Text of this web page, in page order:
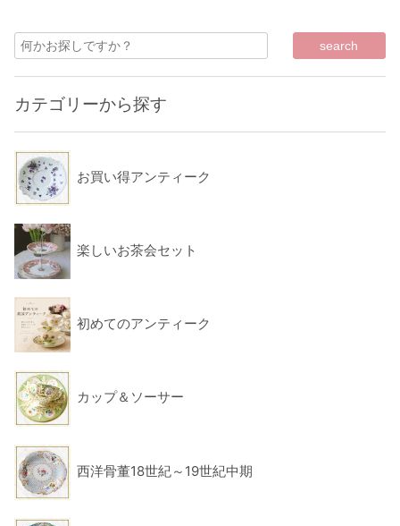
カテゴリーから探す
お買い得アンティーク
楽しいお茶会セット
初めてのアンティーク
カップ＆ソーサー
西洋骨董18世紀～19世紀中期